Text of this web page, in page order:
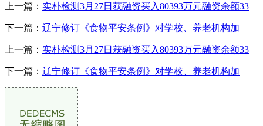
上一篇： 实朴检测3月27日获融资买入80393万元融资余额33
下一篇： 辽宁修订《食物平安条例》对学校、养老机构加
上一篇： 实朴检测3月27日获融资买入80393万元融资余额33
下一篇： 辽宁修订《食物平安条例》对学校、养老机构加